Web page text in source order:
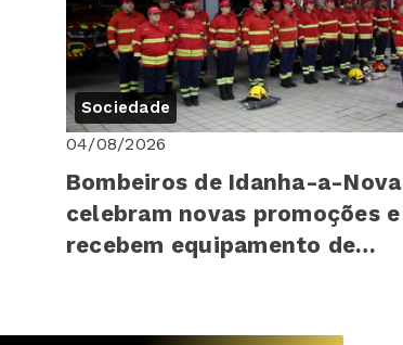
Sociedade
04/08/2026
Bombeiros de Idanha-a-Nova
celebram novas promoções e
recebem equipamento de